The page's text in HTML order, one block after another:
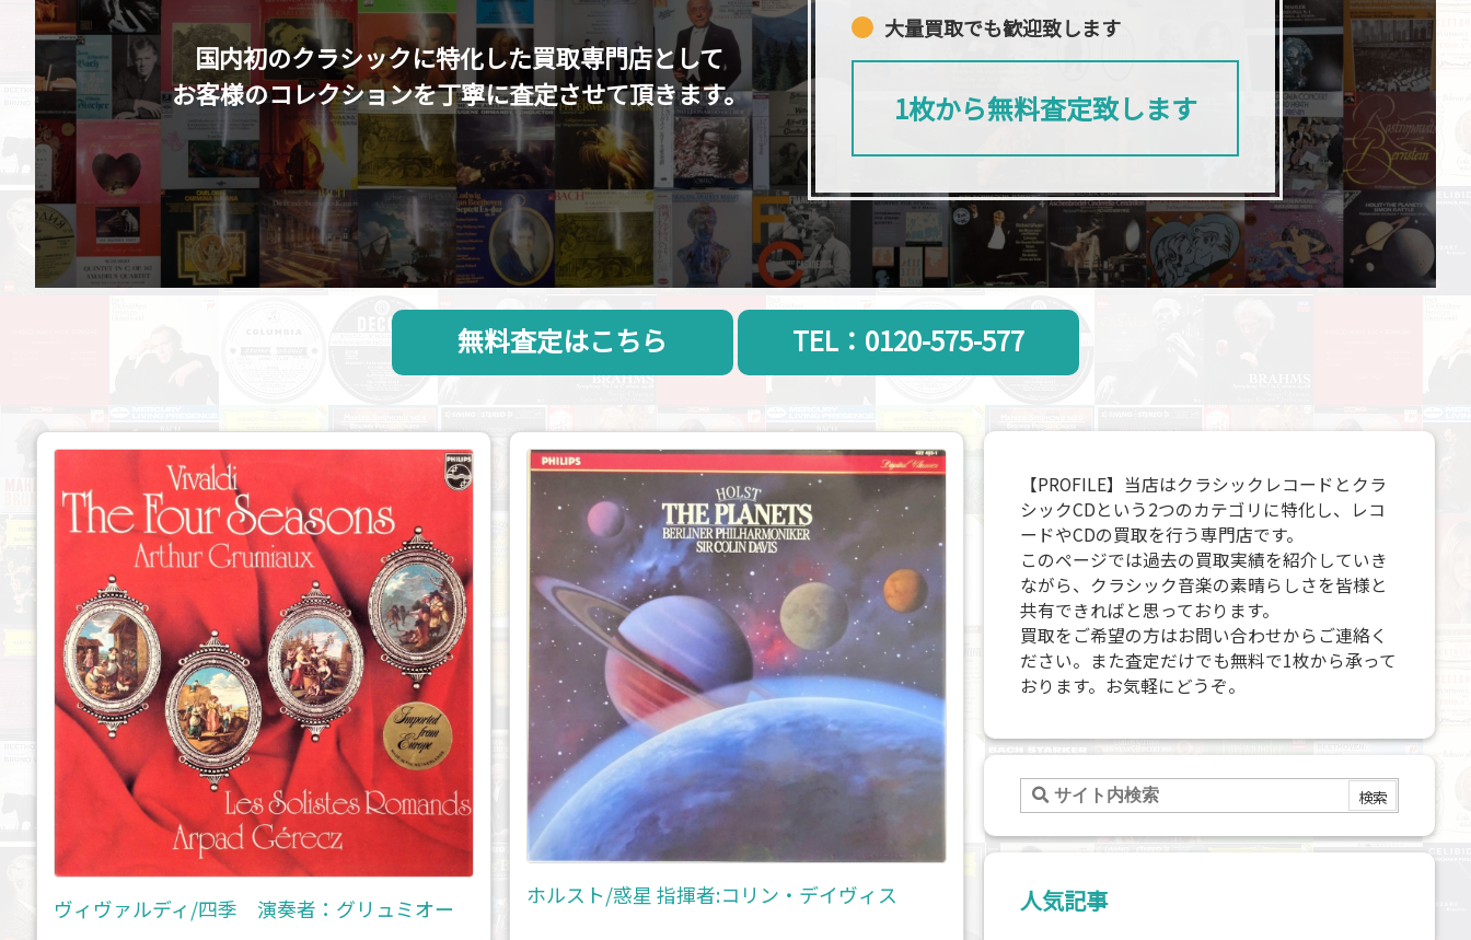
国内初のクラシックに特化した買取専門店として
お客様のコレクションを丁寧に査定させて頂きます。
大量買取でも歓迎致します
1枚から無料査定致します
無料査定はこちら TEL：0120-575-577
ヴィヴァルディ/四季 演奏者：グリュミオー ホルスト/惑星 指揮者:コリン・デイヴィス
【PROFILE】当店はクラシックレコードとクラ
シックCDという2つのカテゴリに特化し、レコ
ードやCDの買取を行う専門店です。
このページでは過去の買取実績を紹介していき
ながら、クラシック音楽の素晴らしさを皆様と
共有できればと思っております。
買取をご希望の方はお問い合わせからご連絡く
ださい。また査定だけでも無料で1枚から承って
おります。お気軽にどうぞ。
人気記事